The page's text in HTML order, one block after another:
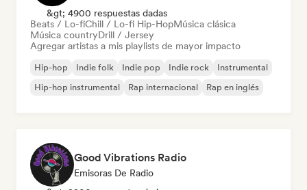
&gt; 4900 respuestas dadas
Beats / Lo-fiChill / Lo-fi Hip-HopMúsica clásica
Música countryDrill / Jersey
Agregar artistas a mis playlists de mayor impacto
Hip-hop Indie folk Indie pop Indie rock
Instrumental
Hip-hop instrumental
Rap internacional Rap en inglés
Good Vibrations Radio
Emisoras De Radio